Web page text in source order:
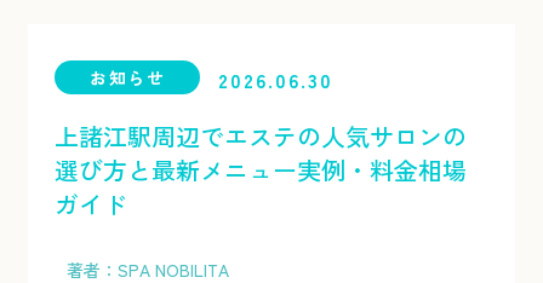
お知らせ 2026.06.30
上諸江駅周辺でエステの人気サロンの
選び方と最新メニュー実例・料金相場
ガイド
著者：SPA NOBILITA